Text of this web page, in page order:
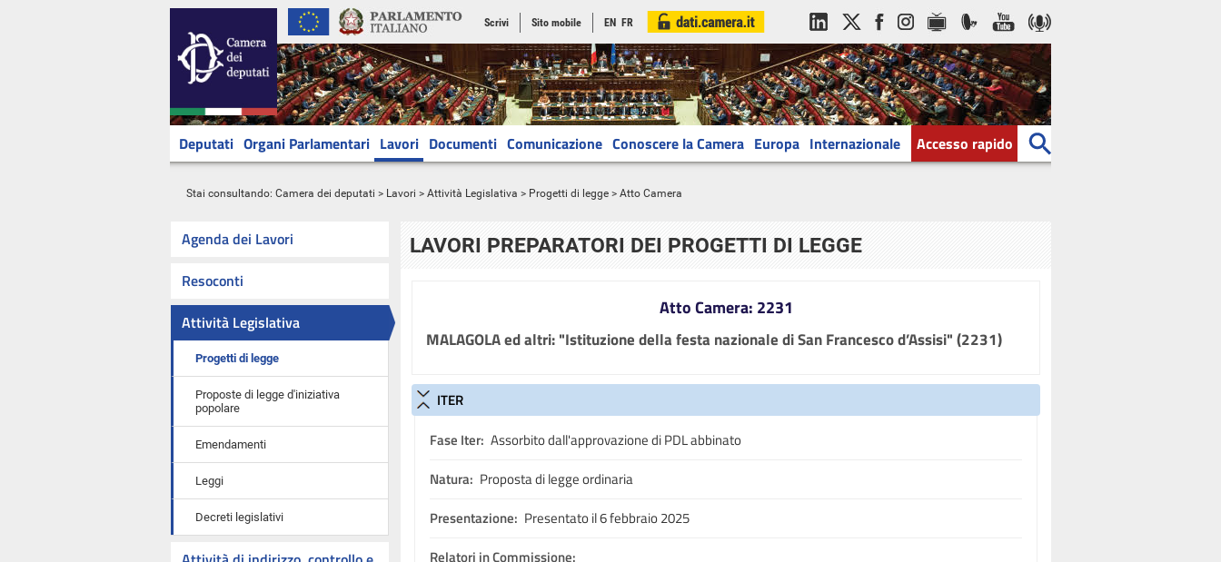
Scrivi Sito mobile EN FR
Deputati Organi Parlamentari Lavori Documenti Comunicazione Conoscere la Camera Europa Internazionale Accesso rapido
Stai consultando: Camera dei deputati > Lavori > Attività Legislativa > Progetti di legge > Atto Camera
Agenda dei Lavori
Resoconti
Attività Legislativa
Progetti di legge
Proposte di legge d'iniziativa
popolare
Emendamenti
Leggi
Decreti legislativi
LAVORI PREPARATORI DEI PROGETTI DI LEGGE
Atto Camera: 2231
MALAGOLA ed altri: "Istituzione della festa nazionale di San Francesco d’Assisi" (2231)
ITER
Fase Iter: Assorbito dall'approvazione di PDL abbinato
Natura: Proposta di legge ordinaria
Presentazione: Presentato il 6 febbraio 2025
Relatori in Commissione: